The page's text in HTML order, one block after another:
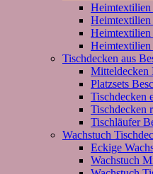
Heimtextilien
Heimtextilien
Tischdecken aus
Mitteldecken
Platzsets
Tischdecken
Tischdecken
Tischläufer
Wachstuch
Eckige
Wachstuch